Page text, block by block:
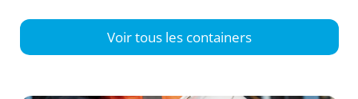
Voir tous les containers